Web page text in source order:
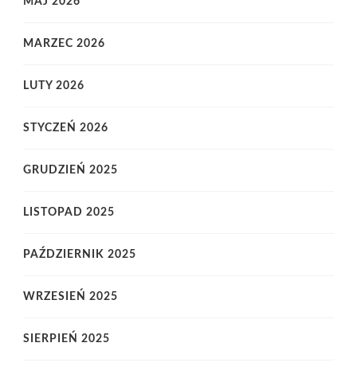
MARZEC 2026
LUTY 2026
STYCZEŃ 2026
GRUDZIEŃ 2025
LISTOPAD 2025
PAŹDZIERNIK 2025
WRZESIEŃ 2025
SIERPIEŃ 2025